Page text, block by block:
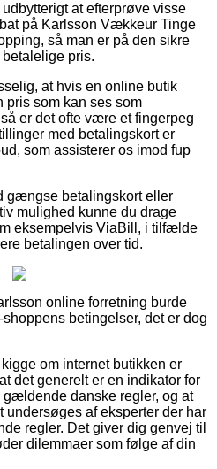
at efterprøve visse
på Karlsson Vækkeur Tinge
så man er på den sikre
pris.
at hvis en online butik
pris som kan ses som
er det ofte være et fingerpeg
med betalingskort er
som assisterer os imod fup
gængse betalingskort eller
mulighed kunne du drage
eksempelvis ViaBill, i tilfælde
betalingen over tid.
online forretning burde
betingelser, det er dog
om internet butikken er
det generelt er en indikator for
danske regler, og at
af eksperter der har
regler. Det giver dig genvej til
dilemmaer som følge af din